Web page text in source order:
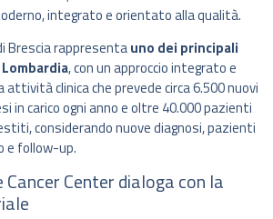
integrato e orientato alla qualità.
Brescia rappresentauno dei principali
, con un approccio integrato e
clinica che prevede circa 6.500 nuovi
in carico ogni anno e oltre 40.000 pazienti
considerando nuove diagnosi, pazienti
follow-up.
Cancer Center dialoga con la